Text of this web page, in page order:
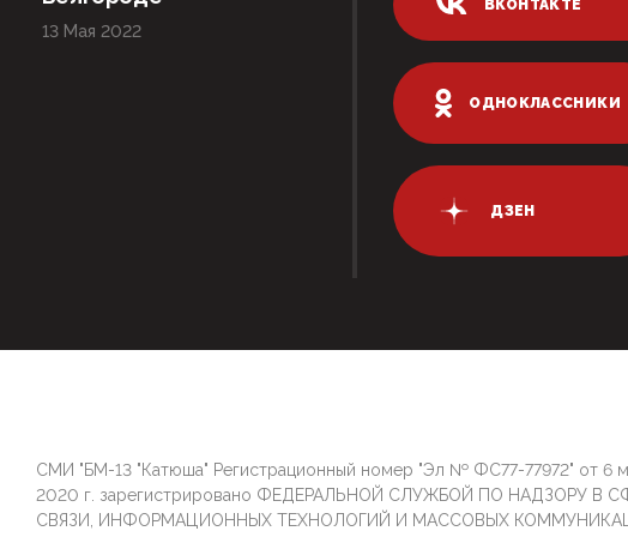
13 Мая 2022
ВКОНТАКТЕ
ОДНОКЛАССНИКИ
ДЗЕН
СМИ "БМ-13 "Катюша" Регистрационный номер "Эл № ФС77-77972" от 6
2020 г. зарегистрировано ФЕДЕРАЛЬНОЙ СЛУЖБОЙ ПО НАДЗОРУ В
СВЯЗИ, ИНФОРМАЦИОННЫХ ТЕХНОЛОГИЙ И МАССОВЫХ